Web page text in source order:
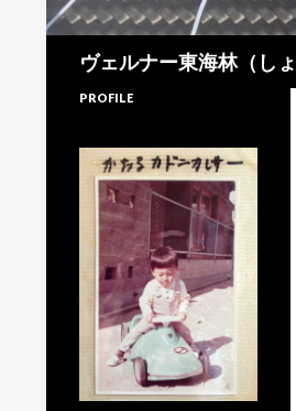
ヴェルナー東海林（し
PROFILE